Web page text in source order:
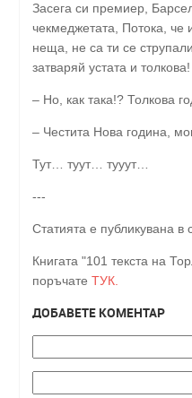
Засега си премиер,
чекмеджетата, Потока, че
неща, не са ти се
затваряй устата и толкова!
– Но, как така!? Толкова
– Честита Нова година,
Тут… туут… тууут…
---
Статията е публикувана в
Книгата "101 текста на
поръчате ТУК.
ДОБАВЕТЕ КОМЕНТАР